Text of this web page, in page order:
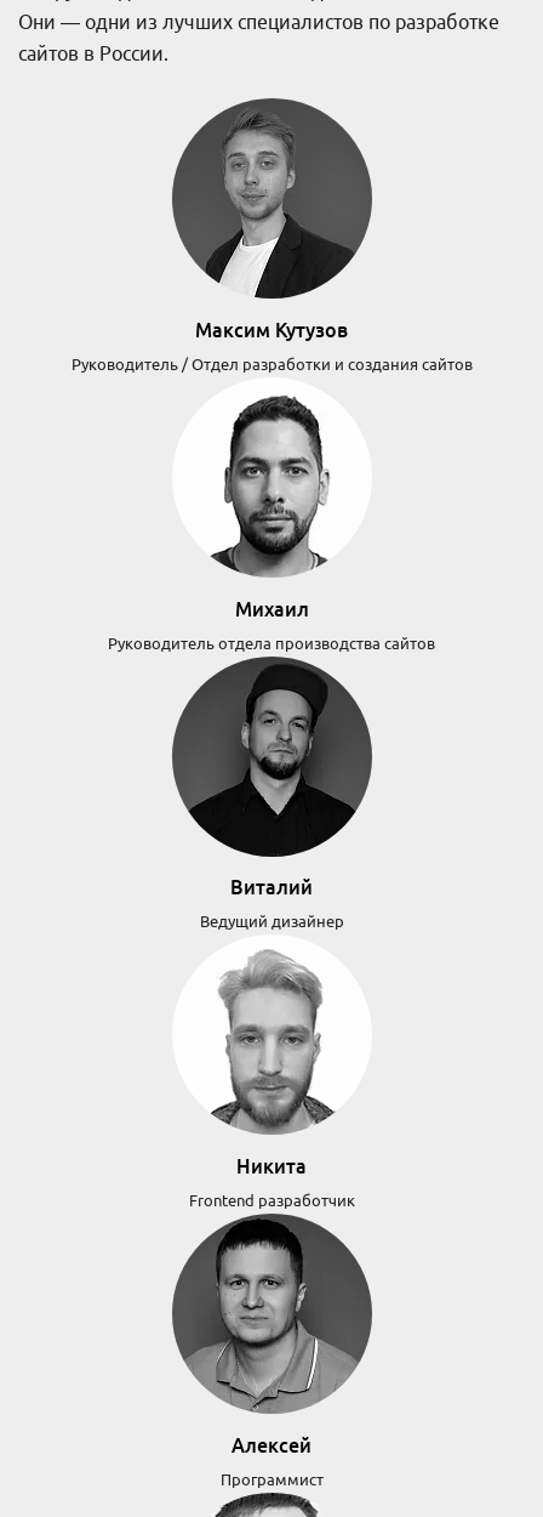
Они — одни из лучших специалистов по разработке
сайтов в России.
Максим Кутузов
Руководитель / Отдел разработки и создания сайтов
Михаил
Руководитель отдела производства сайтов
Виталий
Ведущий дизайнер
Никита
Frontend разработчик
Алексей
Программист